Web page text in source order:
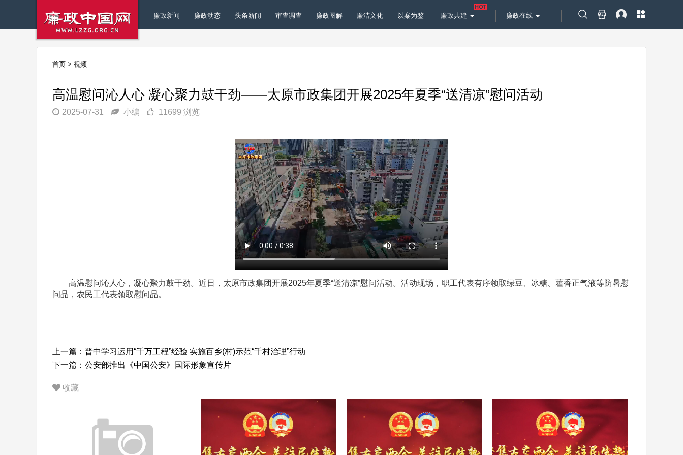
廉政新闻 廉政动态 头条新闻 审查调查 廉政图解 廉洁文化 以案为鉴 廉政共建 廉政在线
首页 > 视频
高温慰问沁人心 凝心聚力鼓干劲——太原市政集团开展2025年夏季“送清凉”慰问活动
2025-07-31 小编 11699 浏览
高温慰问沁人心，凝心聚力鼓干劲。近日，太原市政集团开展2025年夏季“送清凉”慰问活动。活动现场，职工代表有序领取绿豆、冰糖、藿香正气液等防暑慰
问品，农民工代表领取慰问品。
上一篇：晋中学习运用“千万工程”经验 实施百乡(村)示范“千村治理”行动
下一篇：公安部推出《中国公安》国际形象宣传片
收藏